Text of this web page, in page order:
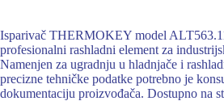
Isparivač THERMOKEY model
profesionalni rashladni element za
Namenjen za ugradnju u hladnjače i
precizne tehničke podatke potrebno je
dokumentaciju proizvođača. Dostupno na